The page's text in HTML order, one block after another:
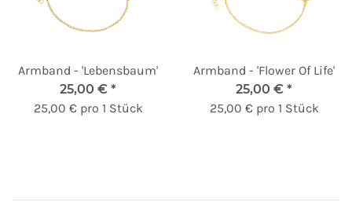
Armband - 'Lebensbaum'
25,00 € *
25,00 € pro 1 Stück
Armband - 'Flower Of Life'
25,00 € *
25,00 € pro 1 Stück